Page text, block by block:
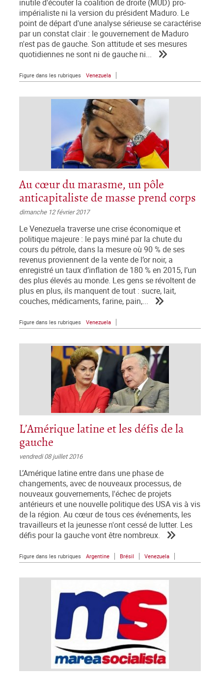
inutile d'écouter la coalition de droite (MUD) pro-
impérialiste ni la version du président Maduro. Le
point de départ d'une analyse sérieuse se caractérise
par un constat clair : le gouvernement de Maduro
n'est pas de gauche. Son attitude et ses mesures
quotidiennes ne sont ni de gauche ni...
Figure dans les rubriques Venezuela
Au cœur du marasme, un pôle
anticapitaliste de masse prend corps
dimanche 12 février 2017
Le Venezuela traverse une crise économique et
politique majeure : le pays miné par la chute du
cours du pétrole, dans la mesure où 90 % de ses
revenus proviennent de la vente de l’or noir, a
enregistré un taux d’inflation de 180 % en 2015, l’un
des plus élevés au monde. Les gens se révoltent de
plus en plus, ils manquent de tout : sucre, lait,
couches, médicaments, farine, pain,...
Figure dans les rubriques Venezuela
L’Amérique latine et les défis de la
gauche
vendredi 08 juillet 2016
L’Amérique latine entre dans une phase de
changements, avec de nouveaux processus, de
nouveaux gouvernements, l'échec de projets
antérieurs et une nouvelle politique des USA vis à vis
de la région. Au cœur de tous ces événements, les
travailleurs et la jeunesse n'ont cessé de lutter. Les
défis pour la gauche vont être nombreux.
Figure dans les rubriques Argentine Brésil Venezuela